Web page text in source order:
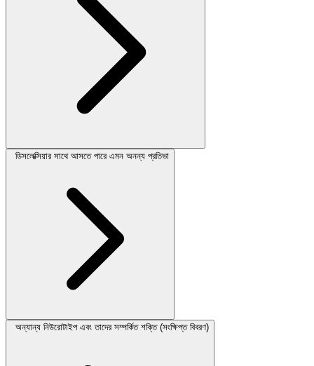
ডিসলেক্সিয়ার সাথে আসতে পারে এমন অনন্য প্রতিভা
অন্যান্য নিউরোটাইপ এবং তাদের সম্পর্কিত শক্তি (সংক্ষিপ্ত বিবরণ)